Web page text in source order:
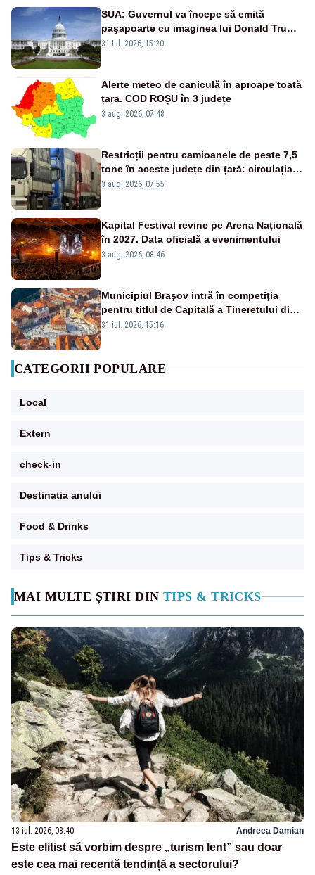
MAI MULTE ȘTIRI DIN TIPS & TRICKS
13 iul. 2026, 08:40 Andreea Damian
Este elitist să vorbim despre „turism lent” sau doar
este cea mai recentă tendință a sectorului?
SUA: Guvernul va începe să emită
paşapoarte cu imaginea lui Donald Trump
începând cu 8 august
31 iul. 2026, 15:20
Alerte meteo de caniculă în aproape toată
țara. COD ROȘU în 3 județe
3 aug. 2026, 07:48
Restricții pentru camioanele de peste 7,5
tone în aceste județe din țară: circulația
este interzisă luni, între orele 12:00 și
3 aug. 2026, 07:55
Kapital Festival revine pe Arena Națională
în 2027. Data oficială a evenimentului
3 aug. 2026, 08:46
Municipiul Braşov intră în competiţia
pentru titlul de Capitală a Tineretului din
România 2028
31 iul. 2026, 15:16
CATEGORII POPULARE
Local
Extern
check-in
Destinatia anului
Food & Drinks
Tips & Tricks